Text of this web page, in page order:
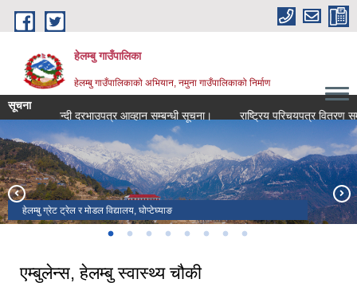
Skip to main content
हेलम्बु गाउँपालिका
हेलम्बु गाउँपालिकाको अभियान, नमुना गाउँपालिकाको निर्माण
सूचना
दरभाउपत्र आव्हान सम्बन्धी सूचना।
राष्ट्रिय परिचयपत्र वितरण
हेलम्बु ग्रेट ट्रेल र मोडल विद्यालय, घोप्टेघ्याङ
गुरु रिन्पोछे, हेलम्बु गा.पा. २
हेलम्बु ग्रेट ट्रेल, नागीडाँडा खण्ड
गोसाइकुण्ड टु हेलम्बु ट्रेल रेस
सुन्दर शान्त हेलम्बु
ग्याल्थुम, गैरी बेंसी
ब्ल्याङ्जे झरना
छ्यादी भञ्ज्‍याङ हेलम्बु १
एम्बुलेन्स, हेलम्बु स्वास्थ्य चौकी